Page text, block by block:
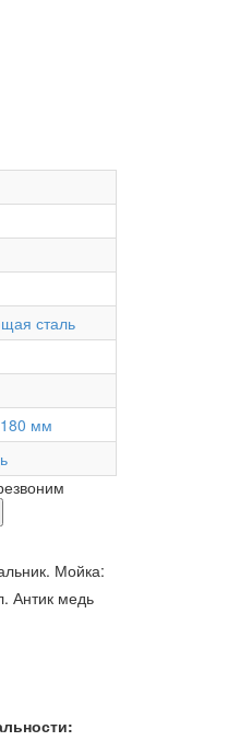
сталь
мм
Мойка:
Антик медь